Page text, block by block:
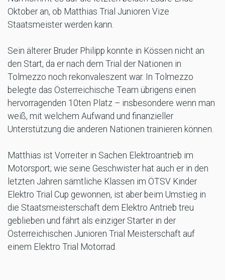
Oktober an, ob Matthias Trial Junioren Vize
Staatsmeister werden kann.
Sein älterer Bruder Philipp konnte in Kössen nicht an
den Start, da er nach dem Trial der Nationen in
Tolmezzo noch rekonvaleszent war. In Tolmezzo
belegte das Österreichische Team übrigens einen
hervorragenden 10ten Platz – insbesondere wenn man
weiß, mit welchem Aufwand und finanzieller
Unterstützung die anderen Nationen trainieren können.
Matthias ist Vorreiter in Sachen Elektroantrieb im
Motorsport; wie seine Geschwister hat auch er in den
letzten Jahren sämtliche Klassen im ÖTSV Kinder
Elektro Trial Cup gewonnen, ist aber beim Umstieg in
die Staatsmeisterschaft dem Elektro Antrieb treu
geblieben und fährt als einziger Starter in der
Österreichischen Junioren Trial Meisterschaft auf
einem Elektro Trial Motorrad.